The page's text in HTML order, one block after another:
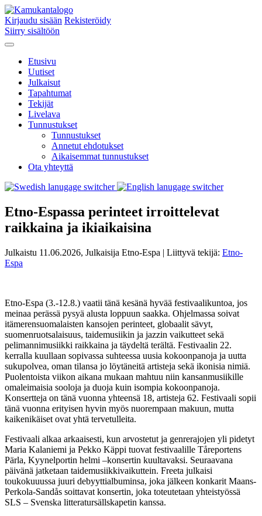
Kirjaudu sisään Rekisteröidy
Siirry sisältöön
Etusivu
Uutiset
Julkaisut
Tapahtumat
Tekijät
Livelava
Tunnustukset
Tunnustukset
Annetut ehdotukset
Aikaisemmat tunnustukset
Ota yhteyttä
Etno-Espassa perinteet irroittelevat
raikkaina ja ikiaikaisina
Julkaistu 11.06.2026, Julkaisija Etno-Espa | Liittyvä tekijä: Etno-
Espa
Etno-Espa (3.-12.8.) vaatii tänä kesänä hyvää festivaalikuntoa, jos
meinaa perässä pysyä alusta loppuun saakka. Ohjelmassa soivat
itämerensuomalaisten kansojen perinteet, globaalit sävyt,
suomenruotsalaisuus, taidemusiikin ja jazzin vaikutteet sekä
pelimannimusiikki raikkaina ja täydeltä terältä. Festivaalin 22.
kerralla kuullaan sopivassa suhteessa uusia kokoonpanoja ja uutta
sukupolvea, oman tilansa jo löytäneitä artisteja sekä ikonisia nimiä.
Puolentoista viikon aikana mukaan mahtuu niin kansanmusiikille
omaleimaisia sooloja ja duoja kuin isompia kokoonpanoja.
Konsertteja on tänä vuonna yhteensä 18, artisteja 62. Festivaali sopii
tänä vuonna erityisen hyvin myös nuorempaan makuun, mutta
kaikenikäiset ovat yhtä tervetulleita.
Festivaali alkaa arkaaisesti, kun arvostetut ja genrerajojen yli pidetyt
Maria Kalaniemi ja Pekko Käppi tuovat festivaalille Tåreportens
Pärla, Kyynelportin helmi –konsertin kuultavaksi. Seuraavana
päivänä jatketaan taidemusiikkivaikuttein. Freeta julkaisi
toukokuuussa juuri debyyttialbuminsa, joka jälkeen konkarit Maans-
Perkola-Sandås soittavat konsertin, joka toteutetaan yhteistyössä
SLS – Svenska litteratursällskapetin kanssa.